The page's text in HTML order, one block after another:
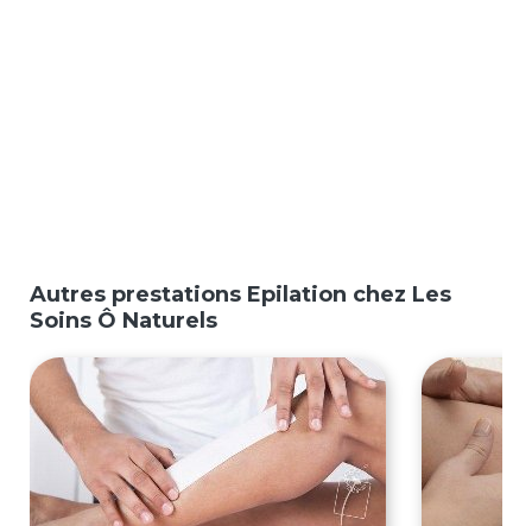
Autres prestations Epilation chez Les
Soins Ô Naturels